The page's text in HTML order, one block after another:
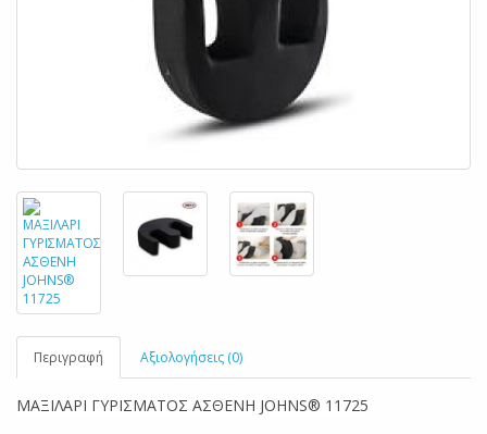
Περιγραφή Αξιολογήσεις (0)
ΜΑΞΙΛΑΡΙ ΓΥΡΙΣΜΑΤΟΣ ΑΣΘΕΝΗ JOHNS® 11725